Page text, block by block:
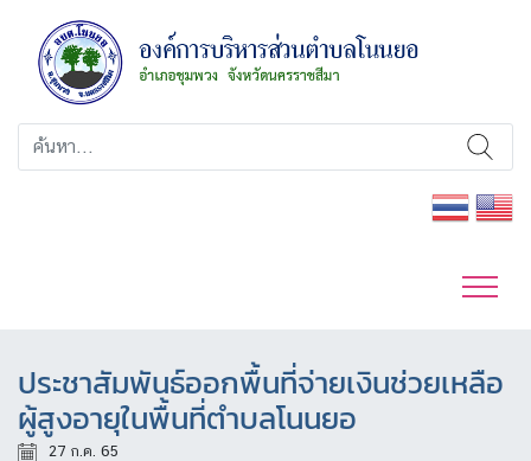
ประชาสัมพันธ์ออกพื้นที่จ่ายเงินช่วยเหลือ
ผู้สูงอายุในพื้นที่ตำบลโนนยอ
27 ก.ค. 65